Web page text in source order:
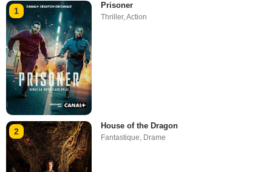
1
Prisoner
Thriller,Action
2
House of the Dragon
Fantastique Drame